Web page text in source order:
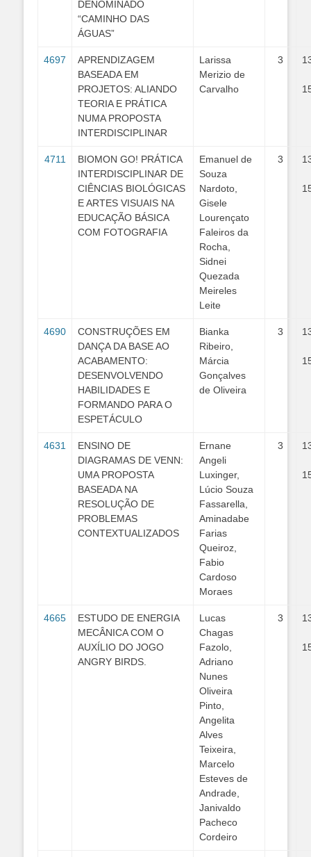
DENOMINADO
“CAMINHO DAS
ÁGUAS”
4697
APRENDIZAGEM
BASEADA EM
PROJETOS: ALIANDO
TEORIA E PRÁTICA
NUMA PROPOSTA
INTERDISCIPLINAR
Larissa
Merizio de
Carvalho
3
4711
BIOMON GO! PRÁTICA
INTERDISCIPLINAR DE
CIÊNCIAS BIOLÓGICAS
E ARTES VISUAIS NA
EDUCAÇÃO BÁSICA
COM FOTOGRAFIA
Emanuel de
Souza
Nardoto,
Gisele
Lourençato
Faleiros da
Rocha,
Sidnei
Quezada
Meireles
Leite
3
4690
CONSTRUÇÕES EM
DANÇA DA BASE AO
ACABAMENTO:
DESENVOLVENDO
HABILIDADES E
FORMANDO PARA O
ESPETÁCULO
Bianka
Ribeiro,
Márcia
Gonçalves
de Oliveira
3
4631
ENSINO DE
DIAGRAMAS DE VENN:
UMA PROPOSTA
BASEADA NA
RESOLUÇÃO DE
PROBLEMAS
CONTEXTUALIZADOS
Ernane
Angeli
Luxinger,
Lúcio Souza
Fassarella,
Aminadabe
Farias
Queiroz,
Fabio
Cardoso
Moraes
3
4665
ESTUDO DE ENERGIA
MECÂNICA COM O
AUXÍLIO DO JOGO
ANGRY BIRDS.
Lucas
Chagas
Fazolo,
Adriano
Nunes
Oliveira
Pinto,
Angelita
Alves
Teixeira,
Marcelo
Esteves de
Andrade,
Janivaldo
Pacheco
Cordeiro
3